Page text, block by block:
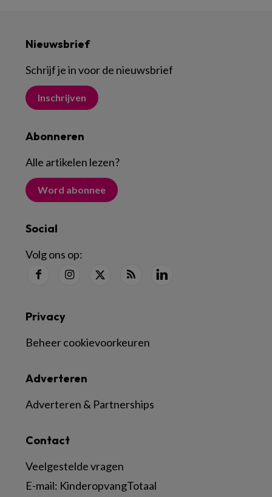
Nieuwsbrief
Schrijf je in voor de nieuwsbrief
Inschrijven
Abonneren
Alle artikelen lezen?
Word abonnee
Social
Volg ons op:
Contact
Veelgestelde vragen
E-mail: KinderopvangTotaal
Adverteren
Adverteren & Partnerships
Privacy
Beheer cookievoorkeuren